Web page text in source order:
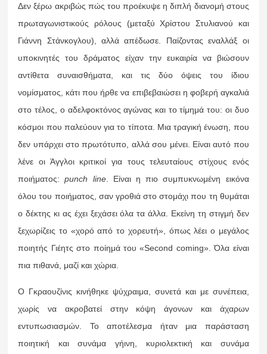
Δεν ξέρω ακριβώς πώς του προέκυψε η διπλή διανομή στους
πρωταγωνιστικούς ρόλους (μεταξύ Χρίστου Στυλιανού και
Γιάννη Στάνκογλου), αλλά απέδωσε. Παίζοντας εναλλάξ οι
υποκινητές του δράματος είχαν την ευκαιρία να βιώσουν
αντίθετα συναισθήματα, και τις δύο όψεις του ίδιου
νομίσματος, κάτι που ήρθε να επιβεβαιώσει η φοβερή αγκαλιά
στο τέλος, ο αδελφοκτόνος αγώνας και το τίμημά του: οι δυο
κόσμοι που παλεύουν για το τίποτα. Μια τραγική ένωση, που
δεν υπάρχει στο πρωτότυπο, αλλά σου μένει. Είναι αυτό που
λένε οι Άγγλοι κριτικοί για τους τελευταίους στίχους ενός
ποιήματος:punch line. Είναι η πιο συμπυκνωμένη εικόνα
όλου του ποιήματος, σαν γροθιά στο στομάχι που τη θυμάται
ο δέκτης κι ας έχει ξεχάσει όλα τα άλλα. Εκείνη τη στιγμή δεν
ξεχωρίζεις το «χορό από το χορευτή», όπως λέει ο μεγάλος
ποιητής Γιέητς στο ποίημά του «Second coming». Όλα είναι
πια πιθανά, μαζί και χώρια.
Ο Γκραουζίνις κινήθηκε ψύχραιμα, συνετά και με συνέπεια,
χωρίς να ακροβατεί στην κόψη άγονων και άχαρων
εντυπωσιασμών. Το αποτέλεσμα ήταν μια παράσταση
ποιητική και συνάμα γήινη, κυριολεκτική και συνάμα